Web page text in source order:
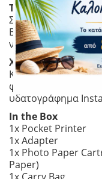
Τραβήξτε,
Συνδέεται
Bluetooth.
να μην χάσετε ποτέ
Χαρακτηριστικά
Κάθε κασέτα
φύλλα χαρτιού και
υδατογράφημα
In the Box
1x Pocket Printer
1x Adapter
1x Photo Paper
Paper)